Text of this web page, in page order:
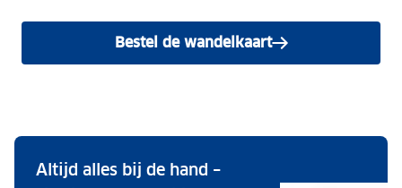
Bestel de wandelkaart
Altijd alles bij de hand –